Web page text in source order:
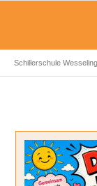
Schillerschule Wesseling